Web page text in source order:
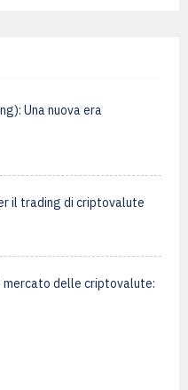
Una nuova era
il trading di criptovalute
mercato delle criptovalute: